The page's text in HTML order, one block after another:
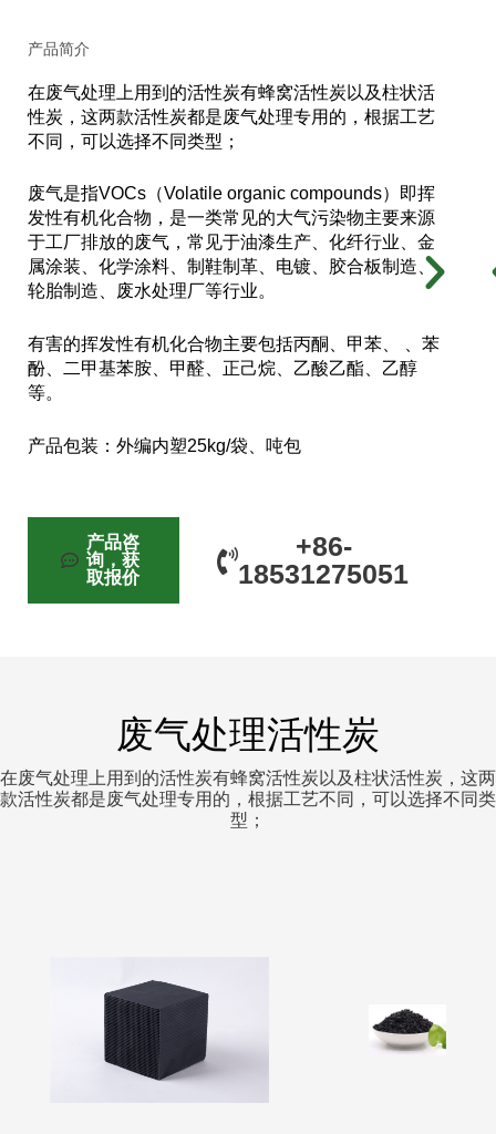
产品简介
在废气处理上用到的活性炭有蜂窝活性炭以及柱状活
性炭，这两款活性炭都是废气处理专用的，根据工艺
不同，可以选择不同类型；
废气是指VOCs（Volatile organic compounds）即挥
发性有机化合物，是一类常见的大气污染物主要来源
于工厂排放的废气，常见于油漆生产、化纤行业、金
属涂装、化学涂料、制鞋制革、电镀、胶合板制造、
轮胎制造、废水处理厂等行业。
有害的挥发性有机化合物主要包括丙酮、甲苯、 、苯
酚、二甲基苯胺、甲醛、正己烷、乙酸乙酯、乙醇
等。
产品包装：外编内塑25kg/袋、吨包
产品咨
询，获
取报价
+86-
18531275051
废气处理活性炭
在废气处理上用到的活性炭有蜂窝活性炭以及柱状活性炭，这两
款活性炭都是废气处理专用的，根据工艺不同，可以选择不同类
型；